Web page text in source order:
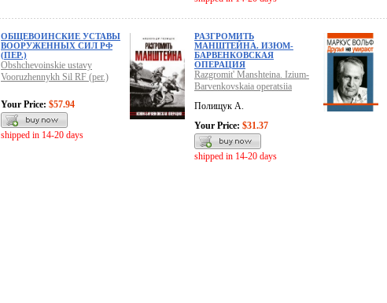
ОБЩЕВОИНСКИЕ УСТАВЫ
ВООРУЖЕННЫХ СИЛ РФ
(ПЕР.)
Obshchevoinskie ustavy
Vooruzhennykh Sil RF (per.)
Your Price: $57.94
shipped in 14-20 days
РАЗГРОМИТЬ
МАНШТЕЙНА. ИЗЮМ-
БАРВЕНКОВСКАЯ
ОПЕРАЦИЯ
Razgromit' Manshteina. Izium-
Barvenkovskaia operatsiia
Полищук А.
Your Price: $31.37
shipped in 14-20 days